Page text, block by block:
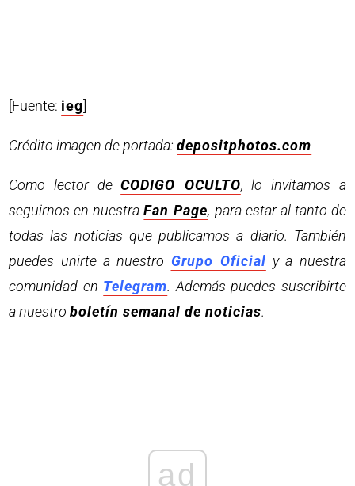
[Fuente: ieg
Crédito imagen de portada:depositphotos.com
Como lector deCODIGO OCULTO, lo invitamos a
seguirnos en nuestraFan Page, para estar al tanto de
todas las noticias que publicamos a diario. También
puedes unirte a nuestro Grupo Oficial y a nuestra
comunidad en Telegram. Además puedes suscribirte
a nuestroboletín semanal de noticias.
ad